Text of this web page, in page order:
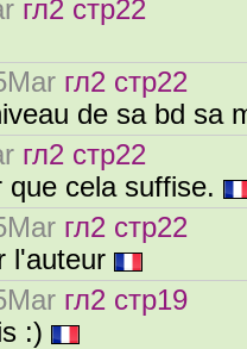
гл2 стр22
гл2 стр22
de sa bd sa
гл2 стр22
cela suffise.
гл2 стр22
l'auteur
гл2 стр19
:)